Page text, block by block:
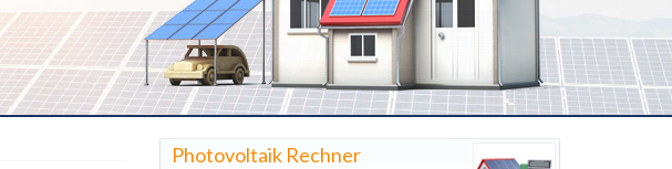
Photovoltaik Rechner